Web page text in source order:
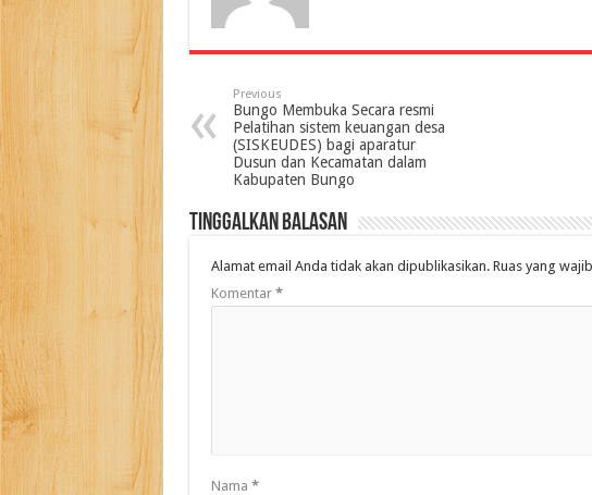
Previous
Bungo Membuka Secara resmi
Pelatihan sistem keuangan desa
(SISKEUDES) bagi aparatur
Dusun dan Kecamatan dalam
Kabupaten Bungo
Tinggalkan Balasan
Alamat email Anda tidak akan dipublikasikan. Ruas yang
Komentar *
Nama *